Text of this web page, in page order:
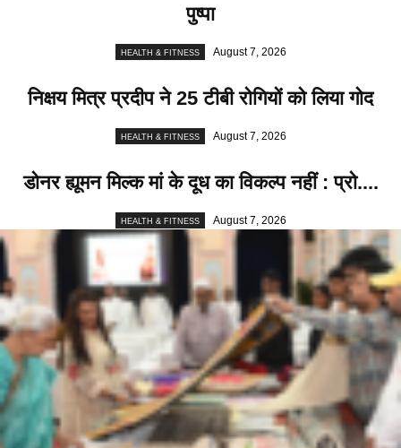
पुष्पा
HEALTH & FITNESS August 7, 2026
निक्षय मित्र प्रदीप ने 25 टीबी रोगियों को लिया गोद
HEALTH & FITNESS August 7, 2026
डोनर ह्यूमन मिल्क मां के दूध का विकल्प नहीं : प्रो....
HEALTH & FITNESS August 7, 2026